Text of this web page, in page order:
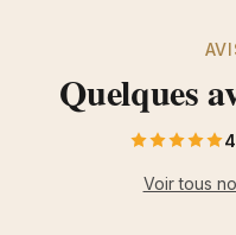
Quelques
Voir tous